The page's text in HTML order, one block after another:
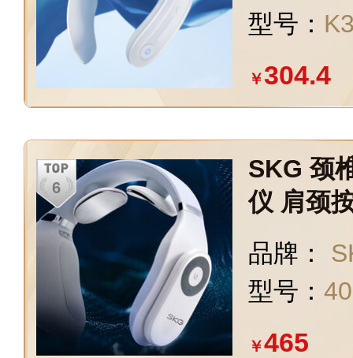
型号：
￥304.4
SKG 颈
仪 肩颈
仪
品牌：
型号：
￥465